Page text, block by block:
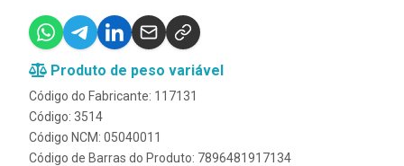
Produto de peso variável
Código do Fabricante: 117131
Código: 3514
Código NCM: 05040011
Código de Barras do Produto: 7896481917134